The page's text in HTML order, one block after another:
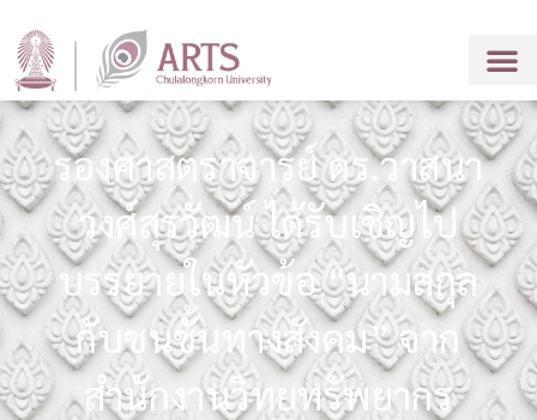
รองศาสตราจารย์ ดร.วาสนา
วงศ์สุรวัฒน์ ได้รับเชิญไป
บรรยายในหัวข้อ “นามสกุล
กับชนชั้นทางสังคม” จาก
สำนักงานวิทยทรัพยากร